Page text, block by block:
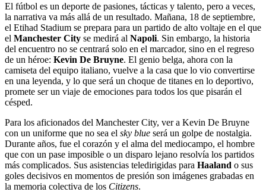
El fútbol es un deporte de pasiones, tácticas y talento, pero a veces,
la narrativa va más allá de un resultado. Mañana, 18 de septiembre,
el Etihad Stadium se prepara para un partido de alto voltaje en el que
el Manchester City se medirá al Napoli. Sin embargo, la historia
del encuentro no se centrará solo en el marcador, sino en el regreso
de un héroe: Kevin De Bruyne. El genio belga, ahora con la
camiseta del equipo italiano, vuelve a la casa que lo vio convertirse
en una leyenda, y lo que será un choque de titanes en lo deportivo,
promete ser un viaje de emociones para todos los que pisarán el
césped.
Para los aficionados del Manchester City, ver a Kevin De Bruyne
con un uniforme que no sea el sky blue será un golpe de nostalgia.
Durante años, fue el corazón y el alma del mediocampo, el hombre
que con un pase imposible o un disparo lejano resolvía los partidos
más complicados. Sus asistencias teledirigidas para Haaland o sus
goles decisivos en momentos de presión son imágenes grabadas en
la memoria colectiva de los Citizens.